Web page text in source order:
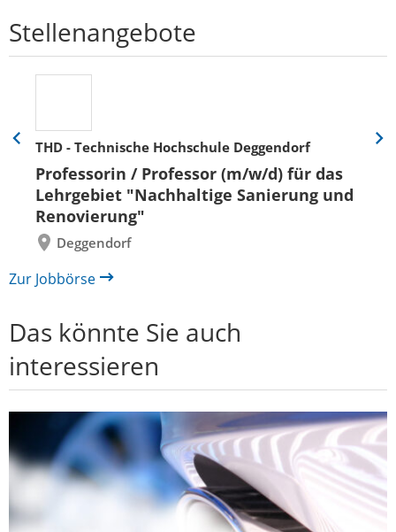
Stellenangebote
THD - Technische Hochschule Deggendorf
Professorin / Professor (m/w/d) für das
Lehrgebiet "Nachhaltige Sanierung und
Renovierung"
Deggendorf
Eine
zurück
Eine
Zur Jobbörse
Das könnte Sie auch
interessieren